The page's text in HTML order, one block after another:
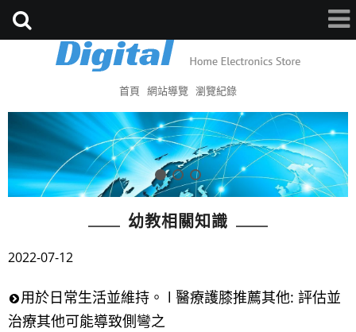
首頁 網站導覽 瀏覽紀錄
幼教相關知識
2022-07-12
用於日常生活並維持。 l 醫療護膝推薦其他: 評估並
治療其他可能導致側彎之